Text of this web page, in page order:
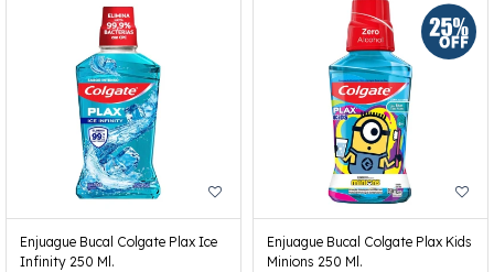
Enjuague Bucal Colgate Plax Ice
Infinity 250 Ml.
Enjuague Bucal Colgate Plax Kids
Minions 250 Ml.